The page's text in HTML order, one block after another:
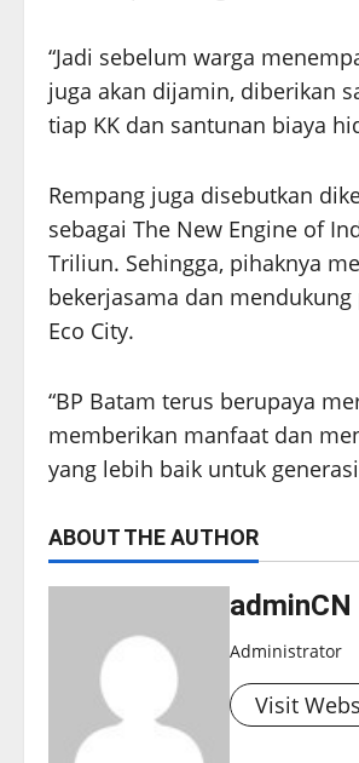
“Jadi sebelum warga
juga akan dijamin, diberikan
tiap KK dan santunan biaya
Rempang juga disebutkan
sebagai The New Engine of
Triliun. Sehingga, pihaknya
bekerjasama dan
Eco City.
“BP Batam terus berupaya
memberikan manfaat dan
yang lebih baik untuk
ABOUT THE AUTHOR
adminCN
Administrator
Visit